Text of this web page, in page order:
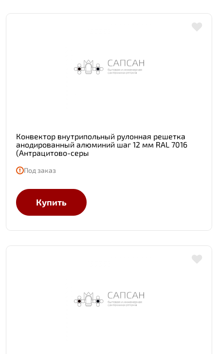
Конвектор внутрипольный рулонная решетка
анодированный алюминий шаг 12 мм RAL 7016
(Антрацитово-серы
Под заказ
Купить